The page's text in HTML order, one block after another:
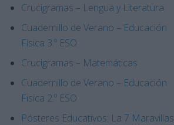
Crucigramas – Lengua y Literatura
Cuadernillo de Verano – Educación
Física 3.º ESO
Crucigramas – Matemáticas
Cuadernillo de Verano – Educación
Física 2.º ESO
Pósteres Educativos: La 7 Maravillas